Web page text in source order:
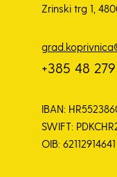
Zrinski trg 1,
+385 48
IBAN:
SWIFT:
OIB: 62112914641